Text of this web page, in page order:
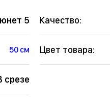
5 Качество:
50 см Цвет товара:
срезе